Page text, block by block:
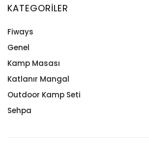
KATEGORILER
Fiways
Genel
Kamp Masası
Katlanır Mangal
Outdoor Kamp Seti
Sehpa